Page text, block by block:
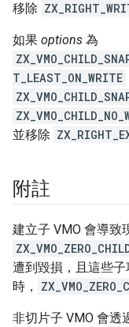
移除
如果 options 為
T_LEAST_ON_WRITE
並移除
附註
建立子 VMO 會導致
遭到毀損，且這些
時，
非切片子 VMO 會透